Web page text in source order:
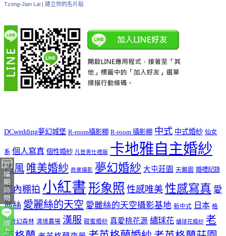
Tzong-Jian Lai | 建立你的名片貼
DCwedding夢幻城堡 R-room攝影棚 R-room 攝影棚 中式 中式婚紗 仙女
系 個人寫真 個性婚紗 凡登男仕禮服 卡地雅自主婚紗
古風 唯美婚紗 商業攝影 夢幻婚紗 大屯莊園 天鵝園 婚禮記錄
室內棚拍 小紅書 形象照 性感唯美 性感寫真 愛
麗絲 愛麗絲的天空 愛麗絲的天空攝影基地 新中式 日本 格
林奇幻森林 清境農場 漢服 甜蜜婚紗 真愛桃花源 繡球花 繡球花婚紗 老